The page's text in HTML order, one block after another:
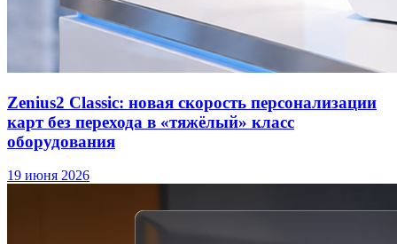
Zenius2 Classic: новая скорость персонализации
карт без перехода в «тяжёлый» класс
оборудования
19 июня 2026